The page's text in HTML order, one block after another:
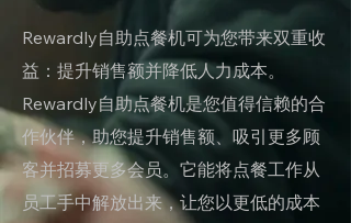
Rewardly自助点餐机可为您带来双重收
益：提升销售额并降低人力成本。
Rewardly自助点餐机是您值得信赖的合
作伙伴，助您提升销售额、吸引更多顾
客并招募更多会员。它能将点餐工作从
员工手中解放出来，让您以更低的成本